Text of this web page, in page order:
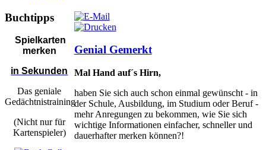
Genial Gemerkt
Mal Hand auf´s Hirn,
haben Sie sich auch schon einmal gewünscht - in
der Schule, Ausbildung, im Studium oder Beruf -
mehr Anregungen zu bekommen, wie Sie sich
wichtige Informationen einfacher, schneller und
dauerhafter merken können?!
Buchtipps
Spielkarten
merken
in Sekunden
Das geniale
Gedächtnistraining
(Nicht nur für
Kartenspieler)